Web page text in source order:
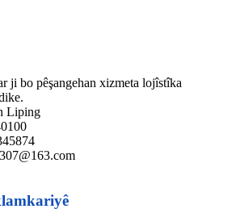
ji bo pêşangehan xizmeta lojîstîka
Liping